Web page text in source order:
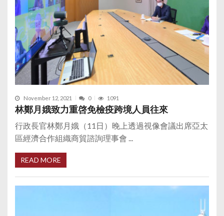
November 12, 2021 0 1091
林鄭月娥致力重啓免檢疫跨境人員往來
行政長官林鄭月娥（11日）晚上透過視像會議出席亞太
區經濟合作組織商貿諮詢理事會 ...
READ MORE